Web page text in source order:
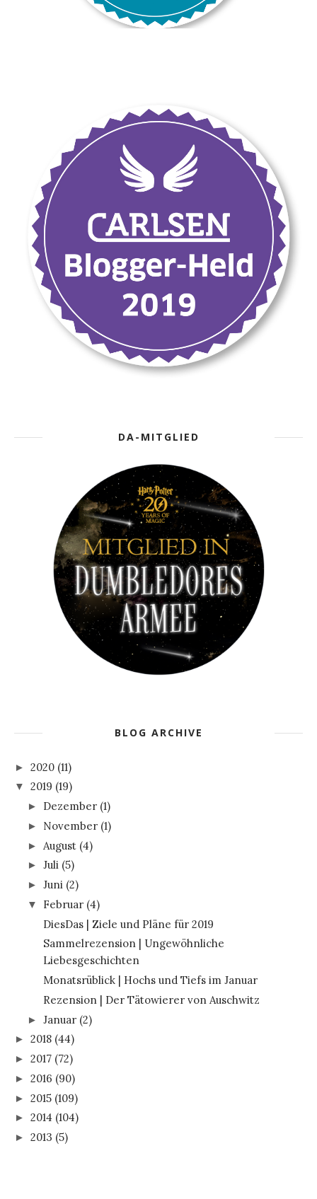
DA-MITGLIED
BLOG ARCHIVE
► 2020 (11)
▼ 2019 (19)
► Dezember (1)
► November (1)
► August (4)
► Juli (5)
► Juni (2)
▼ Februar (4)
DiesDas | Ziele und Pläne für 2019
Sammelrezension | Ungewöhnliche
Liebesgeschichten
Monatsrüblick | Hochs und Tiefs im Januar
Rezension | Der Tätowierer von Auschwitz
► Januar (2)
► 2018 (44)
► 2017 (72)
► 2016 (90)
► 2015 (109)
► 2014 (104)
► 2013 (5)